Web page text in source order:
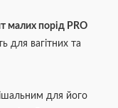
малих порід PRO
для вагітних та
для його